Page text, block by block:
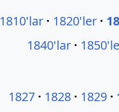
1810'lar 1820'ler
1840'lar
1827 1828 1829